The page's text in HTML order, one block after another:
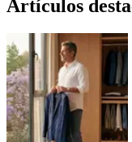
Artículos